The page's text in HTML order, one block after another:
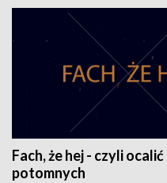
Fach, że hej - czyli
potomnych